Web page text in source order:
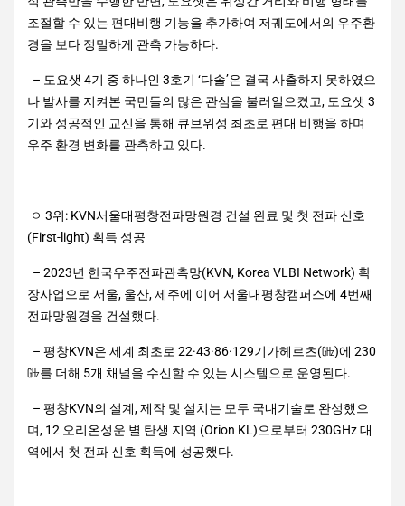
조절할 수 있는 편대비행 기능을 추가하여 저궤도에서의 우주환
경을 보다 정밀하게 관측 가능하다.
– 도요샛 4기 중 하나인 3호기 ‘다솔’은 결국 사출하지 못하였으
나 발사를 지켜본 국민들의 많은 관심을 불러일으켰고, 도요샛 3
기와 성공적인 교신을 통해 큐브위성 최초로 편대 비행을 하며
우주 환경 변화를 관측하고 있다.
ㅇ 3위: KVN서울대평창전파망원경 건설 완료 및 첫 전파 신호
(First-light) 획득 성공
– 2023년 한국우주전파관측망(KVN, Korea VLBI Network) 확
장사업으로 서울, 울산, 제주에 이어 서울대평창캠퍼스에 4번째
전파망원경을 건설했다.
– 평창KVN은 세계 최초로 22·43·86·129기가헤르츠(㎓)에 230
㎓를 더해 5개 채널을 수신할 수 있는 시스템으로 운영된다.
– 평창KVN의 설계, 제작 및 설치는 모두 국내기술로 완성했으
며, 12 오리온성운 별 탄생 지역 (Orion KL)으로부터 230GHz 대
역에서 첫 전파 신호 획득에 성공했다.